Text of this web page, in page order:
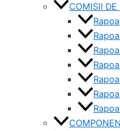
COMISII DE